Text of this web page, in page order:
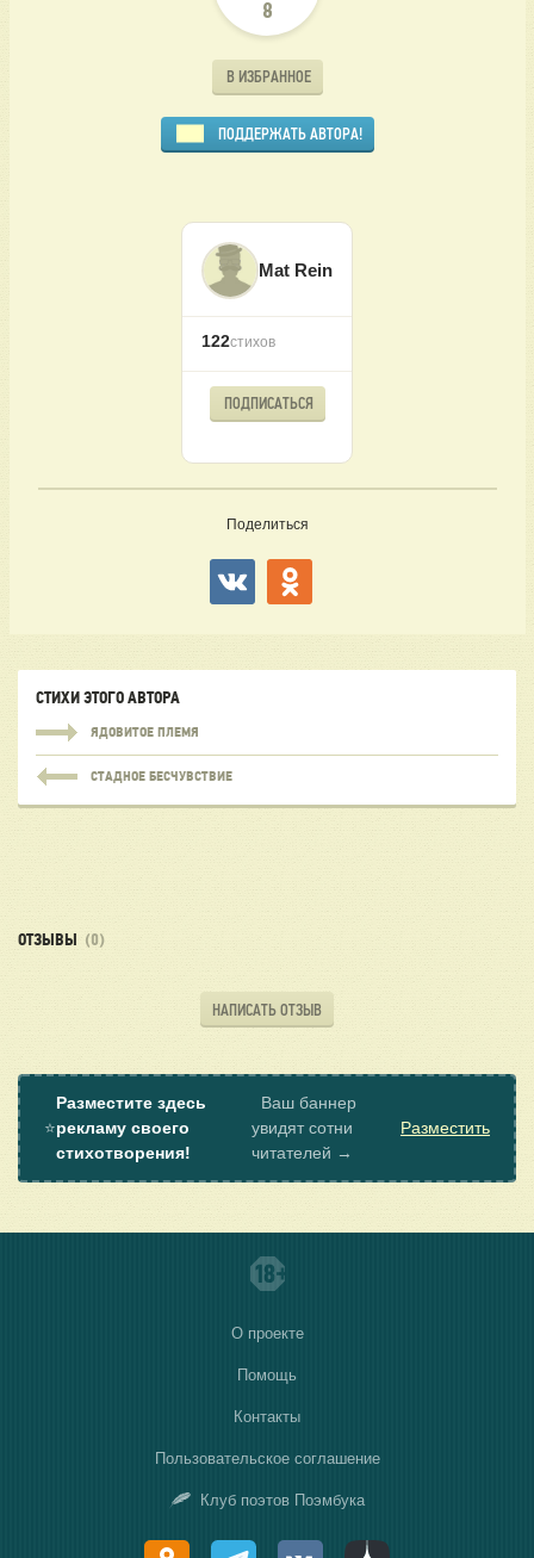
8
В ИЗБРАННОЕ
ПОДДЕРЖАТЬ АВТОРА!
Mat Rein
122стихов
ПОДПИСАТЬСЯ
Поделиться
СТИХИ ЭТОГО АВТОРА
ЯДОВИТОЕ ПЛЕМЯ
СТАДНОЕ БЕСЧУВСТВИЕ
ОТЗЫВЫ (0)
НАПИСАТЬ ОТЗЫВ
⭐
Разместите здесь
рекламу своего
стихотворения!
Ваш баннер
увидят сотни
читателей →
Разместить
О проекте
Помощь
Контакты
Пользовательское соглашение
Клуб поэтов Поэмбука